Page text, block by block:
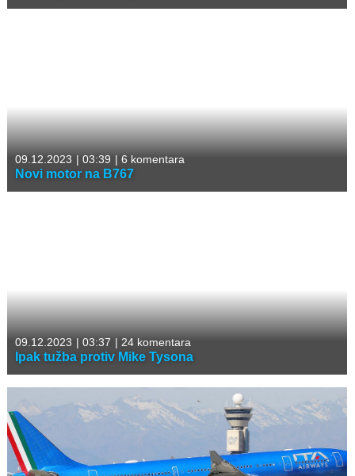
09.12.2023 | 03:39 | 6 komentara
Novi motor na B767
09.12.2023 | 03:37 | 24 komentara
Ipak tužba protiv Mike Tysona